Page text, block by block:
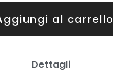
al carrello
Dettagli